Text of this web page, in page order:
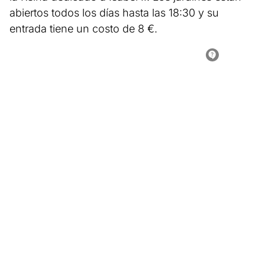
abiertos todos los días hasta las 18:30 y su
entrada tiene un costo de 8 €.